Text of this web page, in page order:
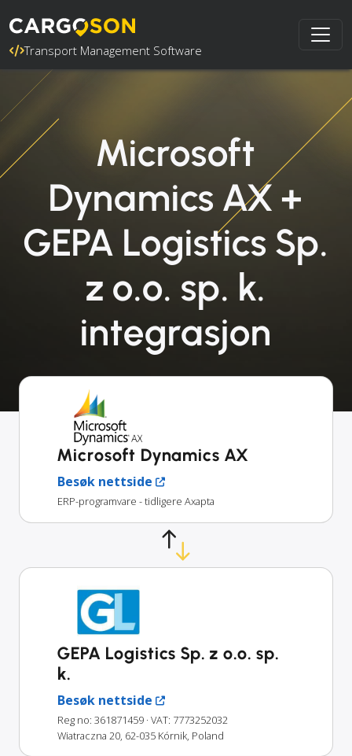
Transport Management Software
Microsoft
Dynamics AX +
GEPA Logistics Sp.
z o.o. sp. k.
integrasjon
Microsoft Dynamics AX
Besøk nettside
ERP-programvare - tidligere Axapta
GEPA Logistics Sp. z o.o. sp.
k.
Besøk nettside
Reg no: 361871459 · VAT: 7773252032
Wiatraczna 20, 62-035 Kórnik, Poland